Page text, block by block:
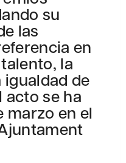
su
las
en
la
de
acto se ha
marzo en el